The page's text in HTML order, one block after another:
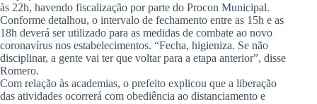
às 22h, havendo fiscalização por parte do Procon Municipal.
Conforme detalhou, o intervalo de fechamento entre as 15h e as
18h deverá ser utilizado para as medidas de combate ao novo
coronavírus nos estabelecimentos. “Fecha, higieniza. Se não
disciplinar, a gente vai ter que voltar para a etapa anterior”, disse
Romero.
Com relação às academias, o prefeito explicou que a liberação
das atividades ocorrerá com obediência ao distanciamento e